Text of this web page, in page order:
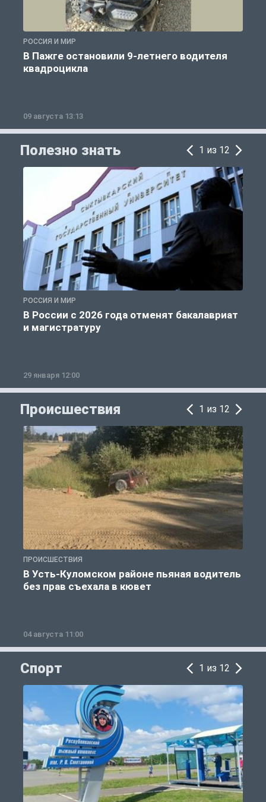
РОССИЯ И МИР
В Пажге остановили 9-летнего водителя
квадроцикла
09 августа 13:13
Полезно знать 1 из 12
РОССИЯ И МИР
В России с 2026 года отменят бакалавриат
и магистратуру
29 января 12:00
Происшествия 1 из 12
ПРОИСШЕСТВИЯ
В Усть-Куломском районе пьяная водитель
без прав съехала в кювет
04 августа 11:00
Спорт 1 из 12